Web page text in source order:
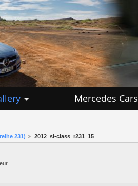
Mercedes Cars
231) 2012_sl-class_r231_15